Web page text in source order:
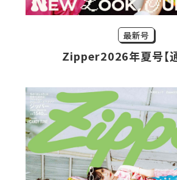
最新号
Zipper2026年夏号【